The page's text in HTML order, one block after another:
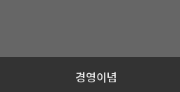
경영이념